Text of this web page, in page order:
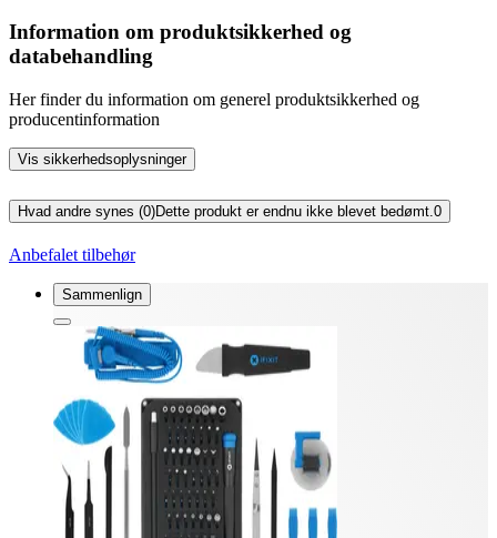
Information om produktsikkerhed og
databehandling
Her finder du information om generel produktsikkerhed og
producentinformation
Vis sikkerhedsoplysninger
Hvad andre synes (0)Dette produkt er endnu ikke blevet bedømt. 0
Anbefalet tilbehør
Sammenlign